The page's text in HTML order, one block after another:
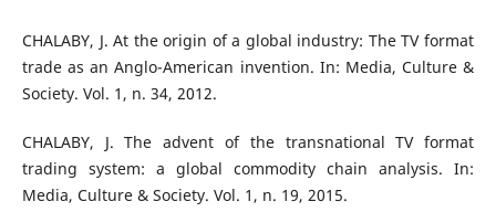
CHALABY, J. At the origin of a global industry: The TV format
trade as an Anglo-American invention. In: Media, Culture &
Society. Vol. 1, n. 34, 2012.
CHALABY, J. The advent of the transnational TV format
trading system: a global commodity chain analysis. In:
Media, Culture & Society. Vol. 1, n. 19, 2015.